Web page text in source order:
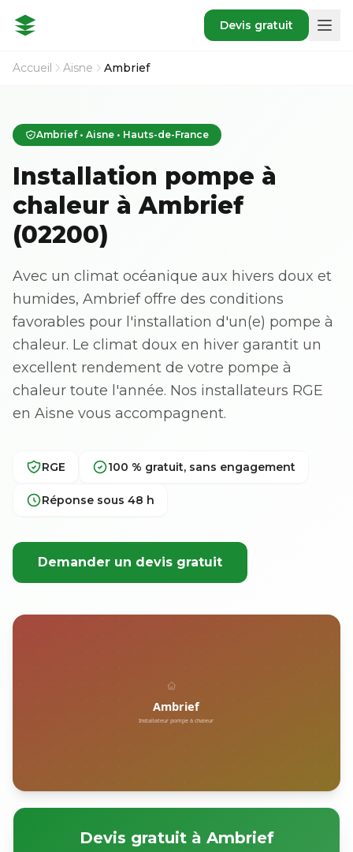
Devis gratuit
Accueil Aisne Ambrief
Ambrief • Aisne • Hauts-de-France
Installation pompe à
chaleur à Ambrief
(02200)
Avec un climat océanique aux hivers doux et
humides, Ambrief offre des conditions
favorables pour l'installation d'un(e) pompe à
chaleur. Le climat doux en hiver garantit un
excellent rendement de votre pompe à
chaleur toute l'année. Nos installateurs RGE
en Aisne vous accompagnent.
RGE 100 % gratuit, sans engagement
Réponse sous 48 h
Demander un devis gratuit
Devis gratuit à Ambrief